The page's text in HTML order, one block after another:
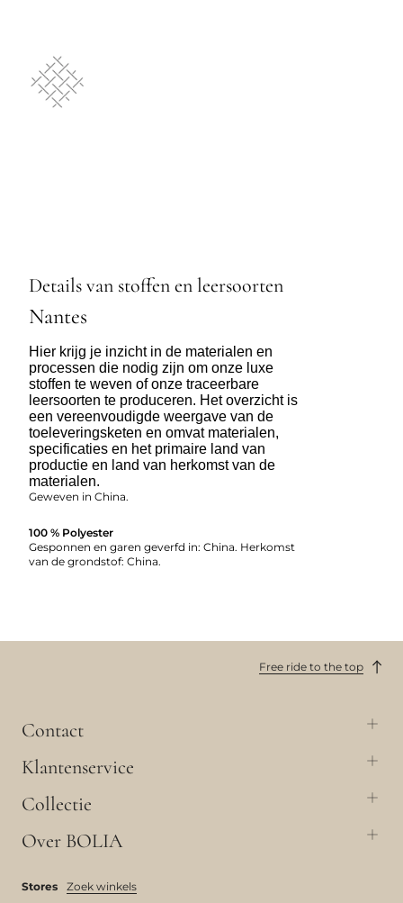
Details van stoffen en leersoorten
Nantes
Hier krijg je inzicht in de materialen en
processen die nodig zijn om onze luxe
stoffen te weven of onze traceerbare
leersoorten te produceren. Het overzicht is
een vereenvoudigde weergave van de
toeleveringsketen en omvat materialen,
specificaties en het primaire land van
productie en land van herkomst van de
materialen.
Geweven in China.
100 % Polyester
Gesponnen en garen geverfd in: China. Herkomst
van de grondstof: China.
Free ride to the top
Contact
Klantenservice
Collectie
Over BOLIA
Stores Zoek winkels